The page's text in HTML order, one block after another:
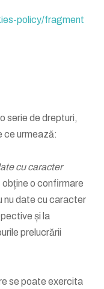
policy/fragment
serie de drepturi,
ce urmează:
cu caracter
obține o confirmare
nu date cu caracter
și la
prelucrării
se poate exercita